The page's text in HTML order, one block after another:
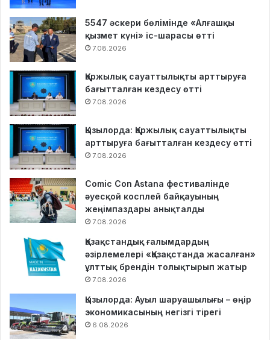
5547 әскери бөлімінде «Алғашқы
қызмет күні» іс-шарасы өтті
7.08.2026
Қаржылық сауаттылықты арттыруға
бағытталған кездесу өтті
7.08.2026
Қызылорда: Қаржылық сауаттылықты
арттыруға бағытталған кездесу өтті
7.08.2026
Comic Con Astana фестивалінде
әуесқой косплей байқауының
жеңімпаздары анықталды
7.08.2026
Қазақстандық ғалымдардың
әзірлемелері «Қазақстанда жасалған»
ұлттық брендін толықтырып жатыр
7.08.2026
Қызылорда: Ауыл шаруашылығы – өңір
экономикасының негізгі тірегі
6.08.2026